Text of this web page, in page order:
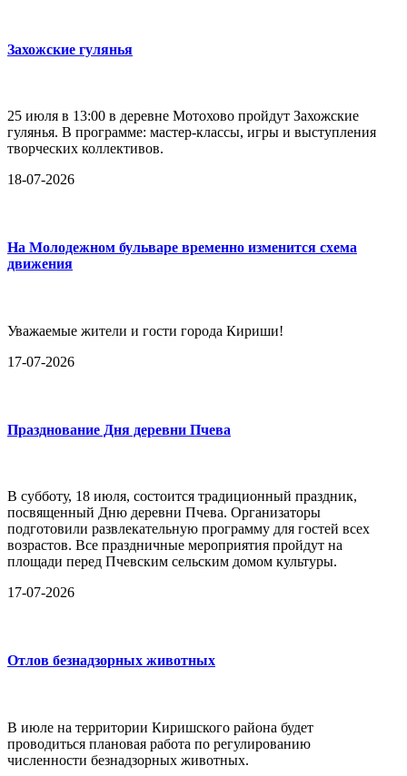
Захожские гулянья
25 июля в 13:00 в деревне Мотохово пройдут Захожские
гулянья. В программе: мастер-классы, игры и выступления
творческих коллективов.
18-07-2026
На Молодежном бульваре временно изменится схема
движения
Уважаемые жители и гости города Кириши!
17-07-2026
Празднование Дня деревни Пчева
В субботу, 18 июля, состоится традиционный праздник,
посвященный Дню деревни Пчева. Организаторы
подготовили развлекательную программу для гостей всех
возрастов. Все праздничные мероприятия пройдут на
площади перед Пчевским сельским домом культуры.
17-07-2026
Отлов безнадзорных животных
В июле на территории Киришского района будет
проводиться плановая работа по регулированию
численности безнадзорных животных.